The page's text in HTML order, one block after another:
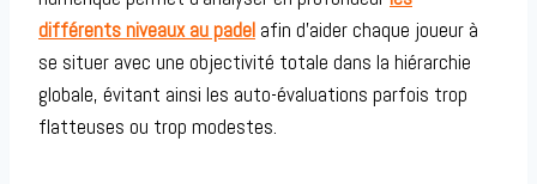
différents niveaux au padel afin d’aider chaque joueur à
se situer avec une objectivité totale dans la hiérarchie
globale, évitant ainsi les auto-évaluations parfois trop
flatteuses ou trop modestes.